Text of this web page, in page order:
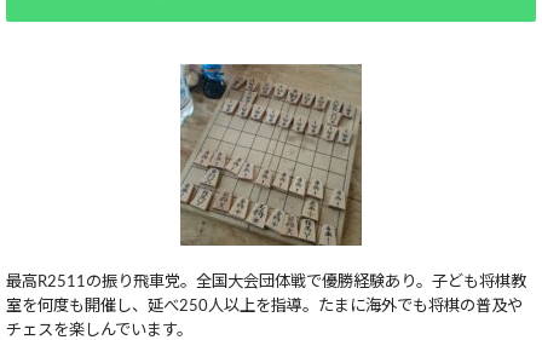
最高R2511の振り飛車党。全国大会団体戦で優勝経験あり。子ども将棋教
室を何度も開催し、延べ250人以上を指導。たまに海外でも将棋の普及や
チェスを楽しんでいます。